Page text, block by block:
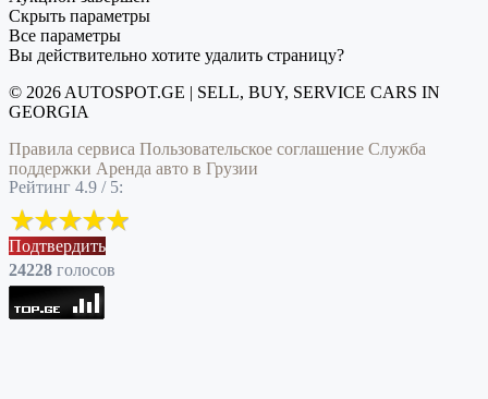
Скрыть параметры
Все параметры
Вы действительно хотите удалить страницу?
© 2026 AUTOSPOT.GE | SELL, BUY, SERVICE CARS IN
GEORGIA
Правила сервиса Пользовательское соглашение Служба
поддержки Аренда авто в Грузии
Рейтинг 4.9 / 5:
Подтвердить
24228 голоcов